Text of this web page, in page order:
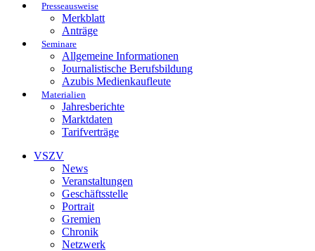
Presseausweise
Merkblatt
Anträge
Seminare
Allgemeine Informationen
Journalistische Berufsbildung
Azubis Medienkaufleute
Materialien
Jahresberichte
Marktdaten
Tarifverträge
VSZV
News
Veranstaltungen
Geschäftsstelle
Portrait
Gremien
Chronik
Netzwerk